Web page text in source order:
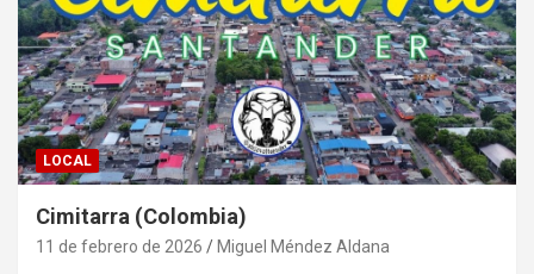
LOCAL
Cimitarra (Colombia)
11 de febrero de 2026 Miguel Méndez Aldana